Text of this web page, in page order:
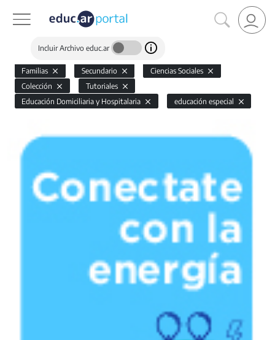
Incluir Archivo educ.ar
Familias Secundario
Ciencias Sociales
Colección
Tutoriales
Educación Domiciliaria y Hospitalaria
educación especial